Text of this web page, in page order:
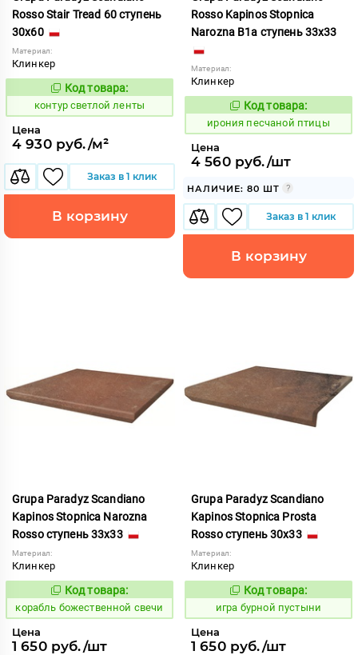
Rosso Stair Tread 60 ступень
30x60
Материал:
Клинкер
760418
Код товара:
контур светлой ленты
Цена
4 930 руб./м²
Заказ в 1 клик
В корзину
Rosso Kapinos Stopnica
Narozna B1a ступень 33x33
Материал:
Клинкер
1102823
Код товара:
ирония песчаной птицы
Цена
4 560 руб./шт
НАЛИЧИЕ: 80 ШТ
Заказ в 1 клик
В корзину
Grupa Paradyz Scandiano
Kapinos Stopnica Narozna
Rosso ступень 33x33
Материал:
Клинкер
766459
Код товара:
корабль божественной свечи
Цена
1 650 руб./шт
Grupa Paradyz Scandiano
Kapinos Stopnica Prosta
Rosso ступень 30x33
Материал:
Клинкер
547825
Код товара:
игра бурной пустыни
Цена
1 650 руб./шт